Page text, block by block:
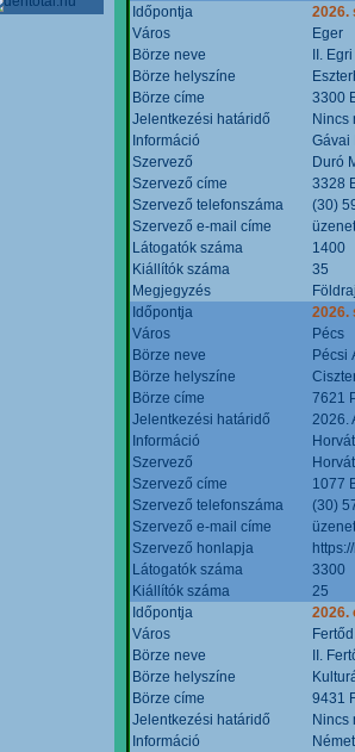
Időpontja
2026.
Város
Eger
Börze neve
II.
Börze helyszíne
Börze címe
3300
Jelentkezési határidő
Nincs
Információ
Gávai
Szervező
Duró
Szervező címe
3328
Szervező telefonszáma
(30)
Szervező e-mail címe
Látogatók száma
1400
Kiállítók száma
35
Megjegyzés
Időpontja
2026.
Város
Pécs
Börze neve
Pécsi
Börze helyszíne
Börze címe
7621
Jelentkezési határidő
2026.
Információ
Szervező
Szervező címe
1077
Szervező telefonszáma
(30)
Szervező e-mail címe
Szervező honlapja
Látogatók száma
3300
Kiállítók száma
25
Időpontja
2026.
Város
Fertőd
Börze neve
II.
Börze helyszíne
Börze címe
9431
Jelentkezési határidő
Nincs
Információ